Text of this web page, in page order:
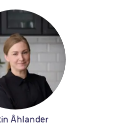
Åhlander